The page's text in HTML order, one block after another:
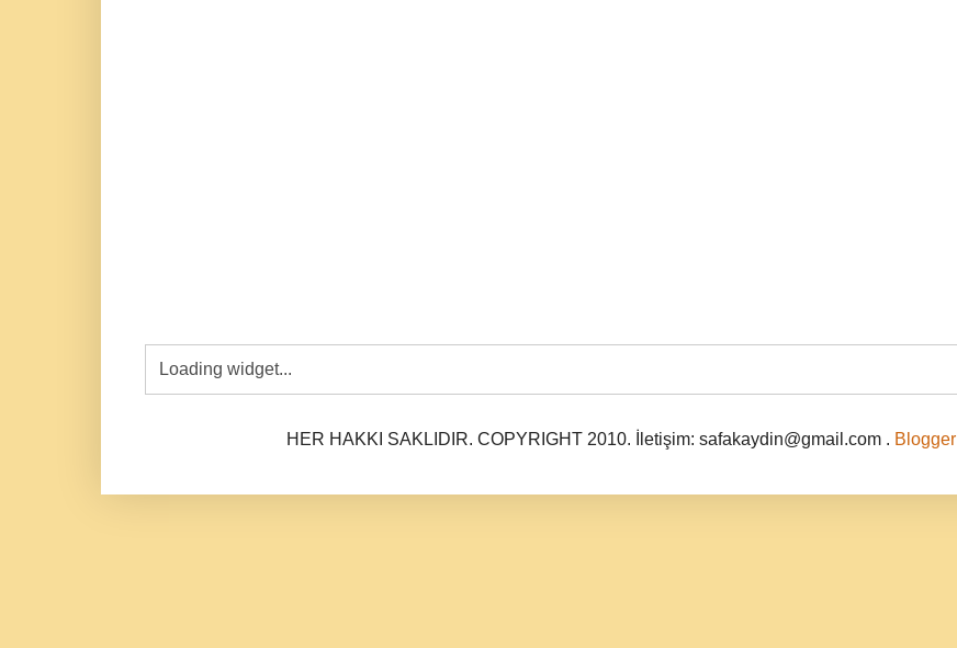
HER HAKKI SAKLIDIR. COPYRIGHT 2010. İletişim: safakaydin@gmail.com . Blogger